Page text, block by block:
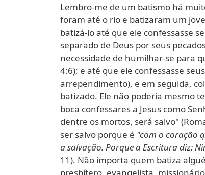
Lembro-me de um batismo há
foram até o rio e batizaram um
batizá-lo até que ele confessasse
separado de Deus por seus
necessidade de humilhar-se para
4:6); e até que ele confessasse
arrependimento), e em seguida,
batizado. Ele não poderia mesmo
boca confessares a Jesus como
dentre os mortos, será salvo"
ser salvo porque é "com o coração
a salvação. Porque a Escritura diz:
11). Não importa quem batiza
presbítero, evangelista,